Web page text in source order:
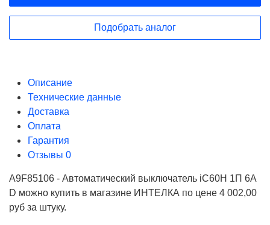
Подобрать аналог
Описание
Технические данные
Доставка
Оплата
Гарантия
Отзывы 0
A9F85106 - Автоматический выключатель iC60H 1П 6A
D можно купить в магазине ИНТЕЛКА по цене 4 002,00
руб за штуку.